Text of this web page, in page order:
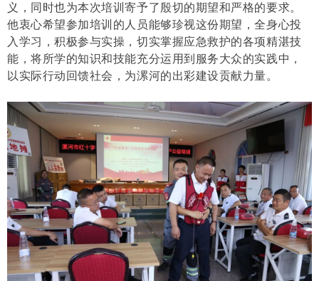
义，同时也为本次培训寄予了殷切的期望和严格的要求。
他衷心希望参加培训的人员能够珍视这份期望，全身心投
入学习，积极参与实操，切实掌握应急救护的各项精湛技
能，将所学的知识和技能充分运用到服务大众的实践中，
以实际行动回馈社会，为漯河的出彩建设贡献力量。